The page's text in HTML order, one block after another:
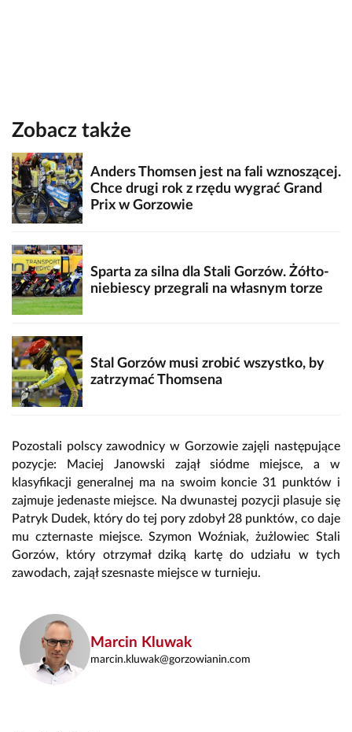
Zobacz także
Anders Thomsen jest na fali wznoszącej.
Chce drugi rok z rzędu wygrać Grand
Prix w Gorzowie
Sparta za silna dla Stali Gorzów. Żółto-
niebiescy przegrali na własnym torze
Stal Gorzów musi zrobić wszystko, by
zatrzymać Thomsena
Pozostali polscy zawodnicy w Gorzowiezajęli następujące
pozycje: Maciej Janowski zajął siódme miejsce, a w
klasyfikacji generalnej ma na swoim koncie 31 punktów i
zajmuje jedenaste miejsce. Na dwunastej pozycji plasuje się
Patryk Dudek, który do tej pory zdobył 28 punktów, co daje
mu czternaste miejsce. Szymon Woźniak, żużlowiec Stali
Gorzów, który otrzymał dziką kartę do udziału w tych
zawodach, zajął szesnaste miejsce w turnieju.
Marcin Kluwak
marcin.kluwak@gorzowianin.com